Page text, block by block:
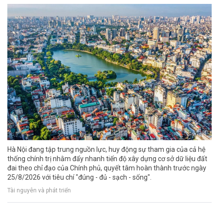
Hà Nội đang tập trung nguồn lực, huy động sự tham gia của cả hệ
thống chính trị nhằm đẩy nhanh tiến độ xây dựng cơ sở dữ liệu đất
đai theo chỉ đạo của Chính phủ, quyết tâm hoàn thành trước ngày
25/8/2026 với tiêu chí "đúng - đủ - sạch - sống".
Tài nguyên và phát triển